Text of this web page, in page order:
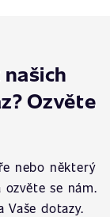
Ozvěte
nebo některý
se nám.
Vaše dotazy.